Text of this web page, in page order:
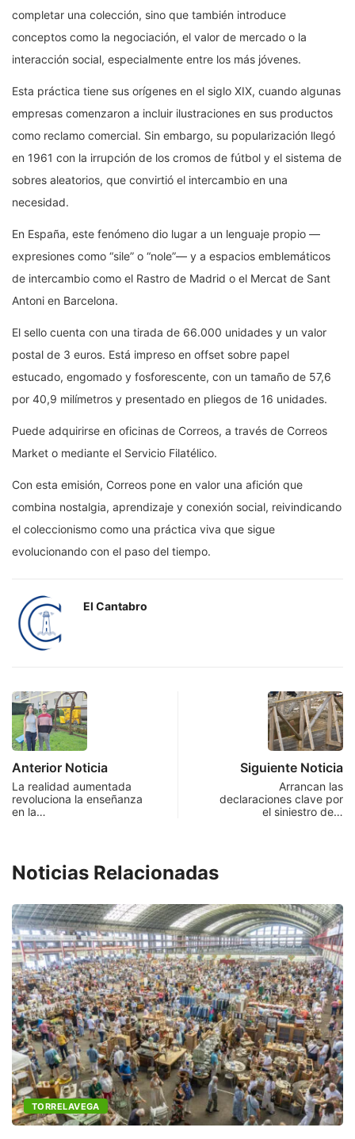
completar una colección, sino que también introduce
conceptos como la negociación, el valor de mercado o la
interacción social, especialmente entre los más jóvenes.
Esta práctica tiene sus orígenes en el siglo XIX, cuando algunas
empresas comenzaron a incluir ilustraciones en sus productos
como reclamo comercial. Sin embargo, su popularización llegó
en 1961 con la irrupción de los cromos de fútbol y el sistema de
sobres aleatorios, que convirtió el intercambio en una
necesidad.
En España, este fenómeno dio lugar a un lenguaje propio —
expresiones como “sile” o “nole”— y a espacios emblemáticos
de intercambio como el Rastro de Madrid o el Mercat de Sant
Antoni en Barcelona.
El sello cuenta con una tirada de 66.000 unidades y un valor
postal de 3 euros. Está impreso en offset sobre papel
estucado, engomado y fosforescente, con un tamaño de 57,6
por 40,9 milímetros y presentado en pliegos de 16 unidades.
Puede adquirirse en oficinas de Correos, a través de Correos
Market o mediante el Servicio Filatélico.
Con esta emisión, Correos pone en valor una afición que
combina nostalgia, aprendizaje y conexión social, reivindicando
el coleccionismo como una práctica viva que sigue
evolucionando con el paso del tiempo.
El Cantabro
Anterior Noticia
La realidad aumentada
revoluciona la enseñanza
en la…
Siguiente Noticia
Arrancan las
declaraciones clave por
el siniestro de…
Noticias Relacionadas
TORRELAVEGA